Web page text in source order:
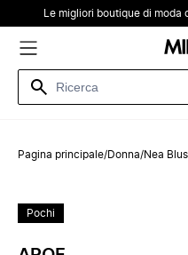
Le migliori boutique di moda
Pagina principale/Donna/Nea
Pochi